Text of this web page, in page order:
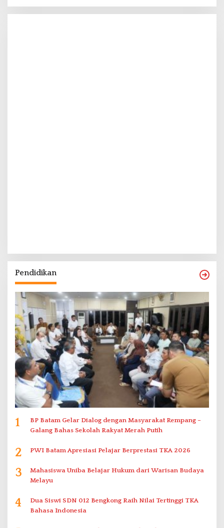
Pendidikan
1
BP Batam Gelar Dialog dengan Masyarakat Rempang –
Galang Bahas Sekolah Rakyat Merah Putih
2 PWI Batam Apresiasi Pelajar Berprestasi TKA 2026
3
Mahasiswa Uniba Belajar Hukum dari Warisan Budaya
Melayu
4
Dua Siswi SDN 012 Bengkong Raih Nilai Tertinggi TKA
Bahasa Indonesia